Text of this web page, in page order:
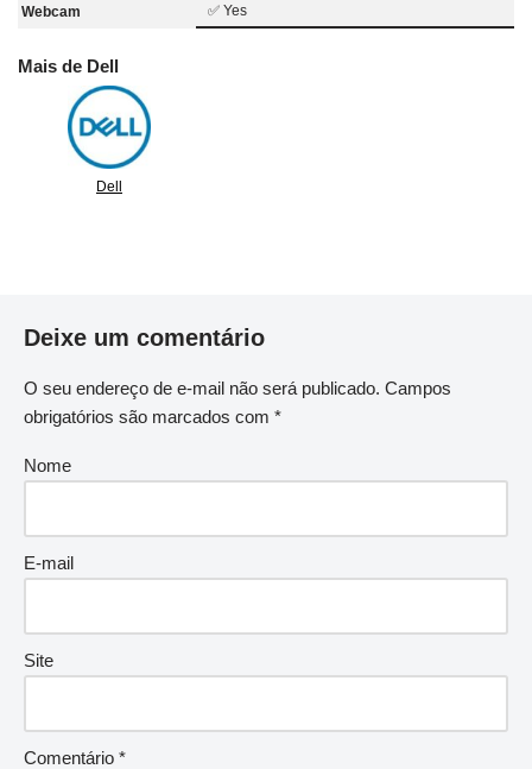
Webcam
✅ Yes
Mais de Dell
Dell
Deixe um comentário
O seu endereço de e-mail não será publicado. Campos
obrigatórios são marcados com *
Nome
E-mail
Site
Comentário *